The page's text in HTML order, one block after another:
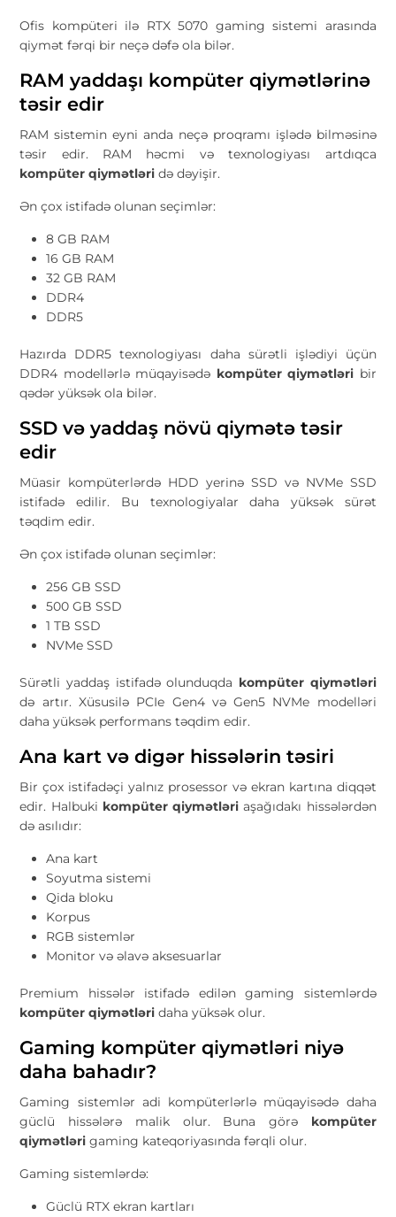
Ofis kompüteri ilə RTX 5070 gaming sistemi arasında
qiymət fərqi bir neçə dəfə ola bilər.
RAM yaddaşı kompüter qiymətlərinə
təsir edir
RAM sistemin eyni anda neçə proqramı işlədə bilməsinə
təsir edir. RAM həcmi və texnologiyası artdıqca
kompüter qiymətləri də dəyişir.
Ən çox istifadə olunan seçimlər:
8 GB RAM
16 GB RAM
32 GB RAM
DDR4
DDR5
Hazırda DDR5 texnologiyası daha sürətli işlədiyi üçün
DDR4 modellərlə müqayisədə kompüter qiymətləri bir
qədər yüksək ola bilər.
SSD və yaddaş növü qiymətə təsir
edir
Müasir kompüterlərdə HDD yerinə SSD və NVMe SSD
istifadə edilir. Bu texnologiyalar daha yüksək sürət
təqdim edir.
Ən çox istifadə olunan seçimlər:
256 GB SSD
500 GB SSD
1 TB SSD
NVMe SSD
Sürətli yaddaş istifadə olunduqda kompüter qiymətləri
də artır. Xüsusilə PCIe Gen4 və Gen5 NVMe modelləri
daha yüksək performans təqdim edir.
Ana kart və digər hissələrin təsiri
Bir çox istifadəçi yalnız prosessor və ekran kartına diqqət
edir. Halbuki kompüter qiymətləri aşağıdakı hissələrdən
də asılıdır:
Ana kart
Soyutma sistemi
Qida bloku
Korpus
RGB sistemlər
Monitor və əlavə aksesuarlar
Premium hissələr istifadə edilən gaming sistemlərdə
kompüter qiymətləri daha yüksək olur.
Gaming kompüter qiymətləri niyə
daha bahadır?
Gaming sistemlər adi kompüterlərlə müqayisədə daha
güclü hissələrə malik olur. Buna görə kompüter
qiymətləri gaming kateqoriyasında fərqli olur.
Gaming sistemlərdə:
Güclü RTX ekran kartları